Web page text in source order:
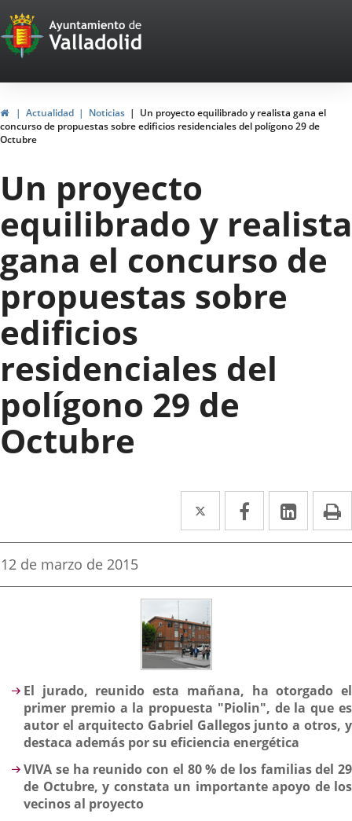
Portal
Web
del
Ayuntamiento
de
Valladolid
HomeActualidad Noticias
Un proyecto equilibrado y realista gana el
concurso de propuestas sobre edificios residenciales del polígono 29 de
Octubre
Un proyecto
equilibrado y realista
gana el concurso de
propuestas sobre
edificios
residenciales del
polígono 29 de
Octubre
Twitter
Enlace
a
aplicación
externa.
Facebook
Enlace
a
aplicación
Enlace
a
Fecha
la
12 de marzo de 2015
Descripción
El jurado, reunido esta mañana, ha otorgado el
primer premio a la propuesta "Piolin", de la que es
autor el arquitecto Gabriel Gallegos junto a otros, y
destaca además por su eficiencia energética
VIVA se ha reunido con el 80 % de los familias del 29
de Octubre, y constata un importante apoyo de los
vecinos al proyecto